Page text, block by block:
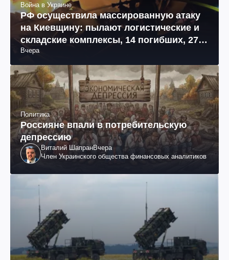
Война в Украине
РФ осуществила массированную атаку
на Киевщину: пылают логистические и
складские комплексы, 14 погибших, 27
раненых (фото, видео)
Вчера
Политика
Россияне впали в потребительскую
депрессию
Виталий ШапранВчера
Член Украинского общества финансовых аналитиков